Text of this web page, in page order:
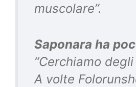
muscolare”.
Saponara ha
“Cerchiamo
A volte